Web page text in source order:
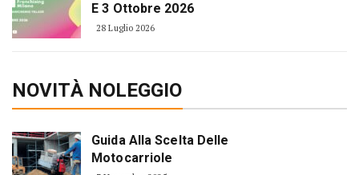
E 3 Ottobre 2026
28 Luglio 2026
NOVITÀ NOLEGGIO
Guida Alla Scelta Delle
Motocarriole